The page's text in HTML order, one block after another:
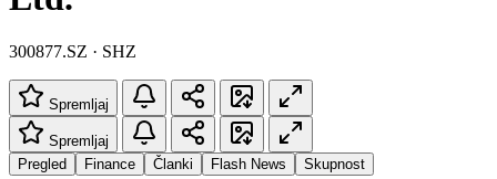
300877.SZ · SHZ
Spremljaj
Spremljaj
Pregled
Finance Članki Flash News Skupnost